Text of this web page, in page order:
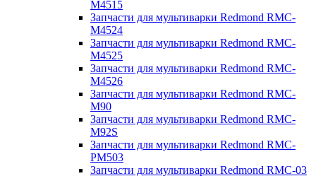
M4515
Запчасти для мультиварки Redmond RMC-
M4524
Запчасти для мультиварки Redmond RMC-
M4525
Запчасти для мультиварки Redmond RMC-
M4526
Запчасти для мультиварки Redmond RMC-
M90
Запчасти для мультиварки Redmond RMC-
M92S
Запчасти для мультиварки Redmond RMC-
PM503
Запчасти для мультиварки Redmond RMC-03